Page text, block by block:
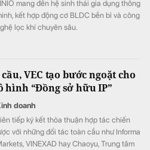
mang đến hệ sinh thái gia dụng thông
kết hợp động cơ BLDC bền bỉ và công
lọc khí chuyên sâu.
VEC tạo bước ngoặt cho
“Đồng sở hữu IP”
doanh
tiếp ký kết thỏa thuận hợp tác chiến
với những đối tác toàn cầu như Informa
VINEXAD hay Chaoyu, Trung tâm